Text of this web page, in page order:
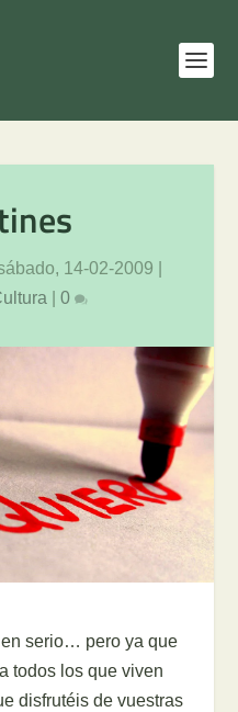
14-02-2009
0
serio… pero ya que
todos los que viven
disfrutéis de vuestras